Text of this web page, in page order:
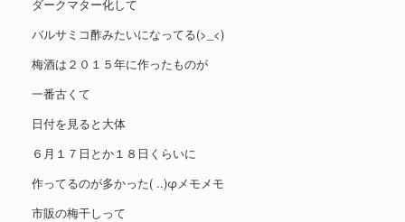
ダークマター化して
バルサミコ酢みたいになってる(>_<)
梅酒は２０１５年に作ったものが
一番古くて
日付を見ると大体
６月１７日とか１８日くらいに
作ってるのが多かった( ..)φメモメモ
市販の梅干しって